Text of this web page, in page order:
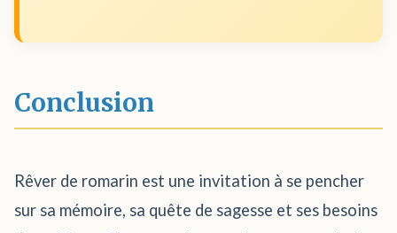
Conclusion
Rêver de romarin est une invitation à se pencher
sur sa mémoire, sa quête de sagesse et ses besoins